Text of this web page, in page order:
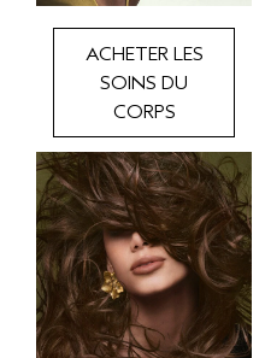
ACHETER LES
SOINS DU
CORPS